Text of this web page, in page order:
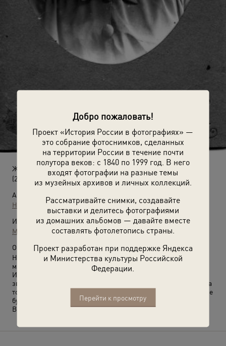
Добро пожаловать!
Проект «История России в фотографиях» —
это собрание фотоснимков, сделанных
на территории России в течение почти
полутора веков: с 1840 по 1999 год. В него
входят фотографии на разные темы
из музейных архивов и личных коллекций.
Рассматривайте снимки, создавайте
выставки и делитесь фотографиями
из домашних альбомов — давайте вместе
составлять фотолетопись страны.
Проект разработан при поддержке Яндекса
и Министерства культуры Российской
Федерации.
Перейти к просмотру
Женский портрет
(28 июля 1921)
Автор:
Неизвестный автор
Источники:
МАММ / МДФ
О фотографии:
На обороте надпись фиолетовами чернилами: «Он проклял
мир, И вечно одинок, Замкнул в душе своей Глубокие печали,
И в песнях он их Выразить не мог, Хоть песни победительно
звучали... Разбей этот кубок, В нем капля надежды таится, Она
то продлит, и она то усилит страданья. И в жизни туманной все
будет обманчиво сниться... 28.VII.21 г.»
Выставка
«Память на обороте»с этой фотографией.